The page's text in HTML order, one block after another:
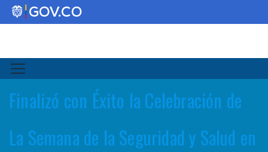
Finalizó con Éxito la Celebración de
La Semana de la Seguridad y Salud en